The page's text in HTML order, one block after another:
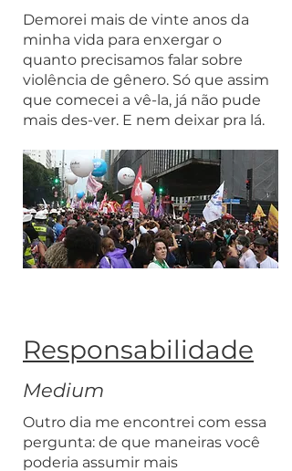
Demorei mais de vinte anos da
minha vida para enxergar o
quanto precisamos falar sobre
violência de gênero. Só que assim
que comecei a vê-la, já não pude
mais des-ver. E nem deixar pra lá.
Responsabilidade
Medium
Outro dia me encontrei com essa
pergunta: de que maneiras você
poderia assumir mais